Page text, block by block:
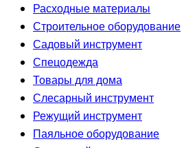
Расходные материалы
Строительное оборудование
Садовый инструмент
Спецодежда
Товары для дома
Слесарный инструмент
Режущий инструмент
Паяльное оборудование